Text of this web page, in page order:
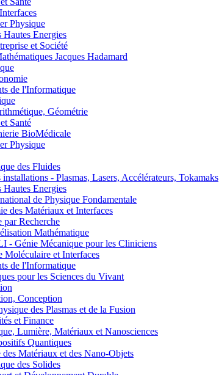
Physique
Energies
et Société
Jacques Hadamard
de l'Informatique
Géométrie
Santé
BioMédicale
Physique
des Fluides
- Plasmas, Lasers, Accélérateurs, Tokamaks
Energies
de Physique Fondamentale
Matériaux et Interfaces
Recherche
Mathématique
Génie Mécanique pour les Cliniciens
et Interfaces
de l'Informatique
pour les Sciences du Vivant
Conception
des Plasmas et de la Fusion
et Finance
Lumière, Matériaux et Nanosciences
Quantiques
Matériaux et des Nano-Objets
des Solides